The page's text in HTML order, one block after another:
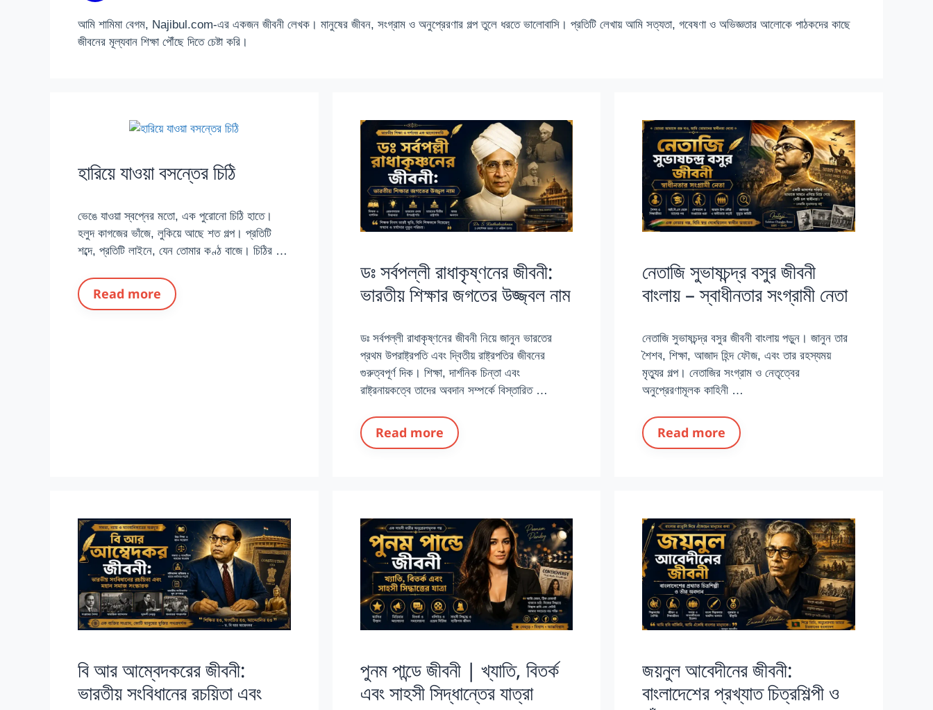
আমি শামিমা বেগম, Najibul.com-এর একজন জীবনী লেখক। মানুষের জীবন, সংগ্রাম ও অনুপ্রেরণার গল্প তুলে ধরতে ভালোবাসি। প্রতিটি লেখায় আমি সত্যতা, গবেষণা ও অভিজ্ঞতার আলোকে পাঠকদের কাছে
জীবনের মূল্যবান শিক্ষা পৌঁছে দিতে চেষ্টা করি।
হারিয়ে যাওয়া বসন্তের চিঠি
​ভেঙে যাওয়া স্বপ্নের মতো, এক পুরোনো চিঠি হাতে।
হলুদ কাগজের ভাঁজে, লুকিয়ে আছে শত গল্প। প্রতিটি
শব্দে, প্রতিটি লাইনে, যেন তোমার কণ্ঠ বাজে। চিঠির …
Read more
ডঃ সর্বপল্লী রাধাকৃষ্ণনের জীবনী:
ভারতীয় শিক্ষার জগতের উজ্জ্বল নাম
ডঃ সর্বপল্লী রাধাকৃষ্ণনের জীবনী নিয়ে জানুন ভারতের
প্রথম উপরাষ্ট্রপতি এবং দ্বিতীয় রাষ্ট্রপতির জীবনের
গুরুত্বপূর্ণ দিক। শিক্ষা, দার্শনিক চিন্তা এবং
রাষ্ট্রনায়কত্বে তাদের অবদান সম্পর্কে বিস্তারিত …
Read more
নেতাজি সুভাষচন্দ্র বসুর জীবনী
বাংলায় – স্বাধীনতার সংগ্রামী নেতা
নেতাজি সুভাষচন্দ্র বসুর জীবনী বাংলায় পড়ুন। জানুন তার
শৈশব, শিক্ষা, আজাদ হিন্দ ফৌজ, এবং তার রহস্যময়
মৃত্যুর গল্প। নেতাজির সংগ্রাম ও নেতৃত্বের
অনুপ্রেরণামূলক কাহিনী …
Read more
বি আর আম্বেদকরের জীবনী:
ভারতীয় সংবিধানের রচয়িতা এবং
পুনম পান্ডে জীবনী | খ্যাতি, বিতর্ক
এবং সাহসী সিদ্ধান্তের যাত্রা
জয়নুল আবেদীনের জীবনী:
বাংলাদেশের প্রখ্যাত চিত্রশিল্পী ও